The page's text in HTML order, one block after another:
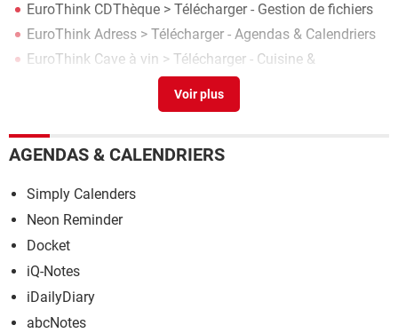
EuroThink CDThèque > Télécharger - Gestion de fichiers
EuroThink Adress > Télécharger - Agendas & Calendriers
EuroThink Cave à vin > Télécharger - Cuisine &
AGENDAS & CALENDRIERS
Simply Calenders
Neon Reminder
Docket
iQ-Notes
iDailyDiary
abcNotes